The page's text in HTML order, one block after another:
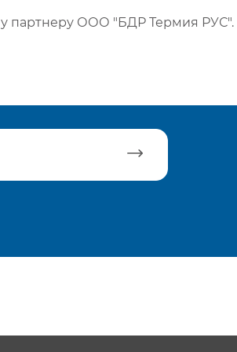
партнеру ООО "БДР Термия РУС".